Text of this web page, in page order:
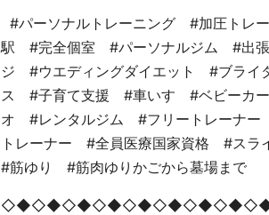
#パーソナルトレーニング #加圧ト
駅 #完全個室 #パーソナルジム #出
ジ #ウエディングダイエット #ブラ
ス #子育て支援 #車いす #ベビーカ
オ #レンタルジム #フリートレーナ
トレーナー #全員医療国家資格 #ス
#筋ゆり #筋肉ゆりかごから墓場まで